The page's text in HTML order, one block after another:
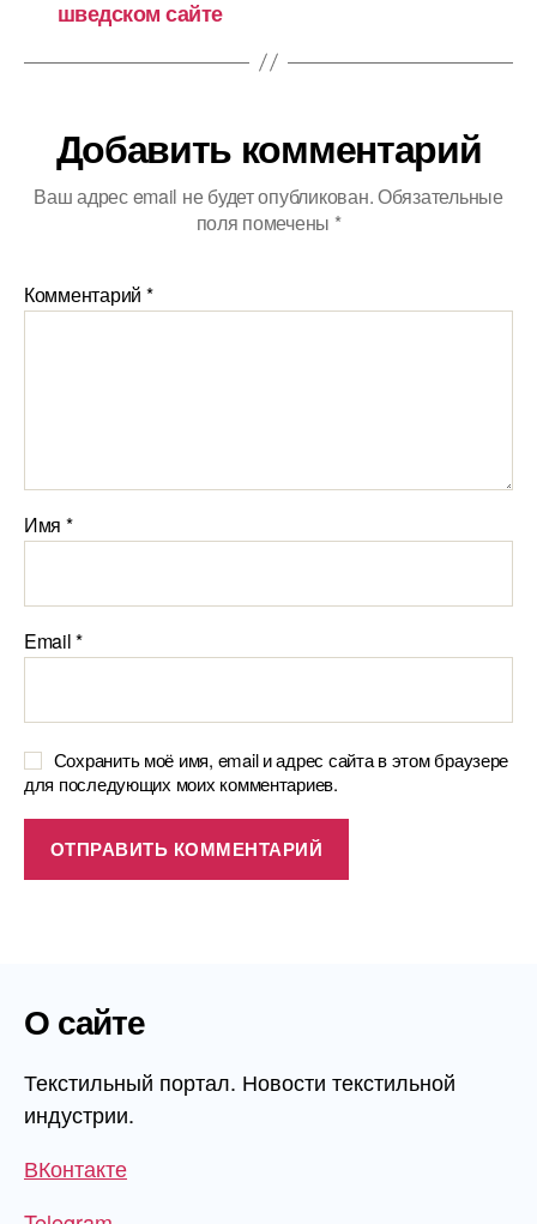
шведском сайте
Добавить комментарий
Ваш адрес email не будет опубликован.Обязательные
поля помечены *
Комментарий *
Имя *
Email*
Сохранить моё имя, email и адрес сайта в этом браузере
для последующих моих комментариев.
О сайте
Текстильный портал. Новости текстильной
индустрии.
ВКонтакте